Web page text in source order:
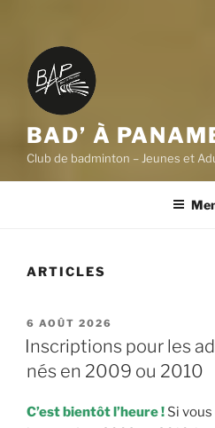
BAD’ À
Club de badminton – Jeunes et
ARTICLES
PUBLIÉ
LE
6 AOÛT 2026
Inscriptions pour les
nés en 2009 ou 2010
C’est bientôt l’heure ! Si